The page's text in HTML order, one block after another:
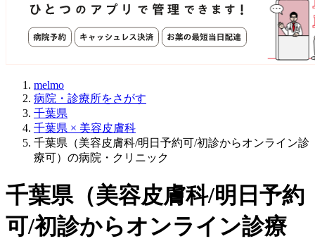
melmo
病院・診療所をさがす
千葉県
千葉県 × 美容皮膚科
千葉県（美容皮膚科/明日予約可/初診からオンライン診
療可）の病院・クリニック
千葉県（美容皮膚科/明日予約
可/初診からオンライン診療